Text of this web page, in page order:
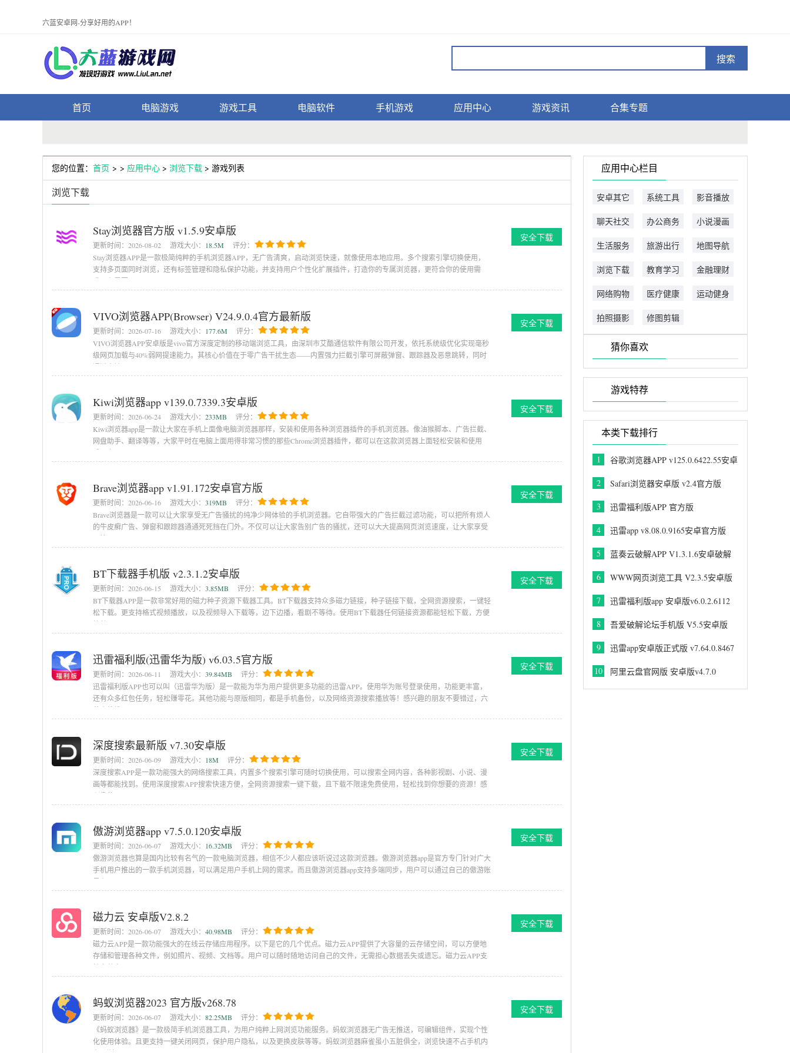
六蓝安卓网-分享好用的APP！
搜索
首页 电脑游戏 游戏工具 电脑软件 手机游戏 应用中心 游戏资讯 合集专题
您的位置： 首页 > > 应用中心 > 浏览下载 > 游戏列表
浏览下载
Stay浏览器官方版 v1.5.9安卓版
更新时间： 2026-08-02 游戏大小： 18.5M
评分：
Stay浏览器APP是一款极简纯粹的手机浏览器APP，无广告清爽，启动浏览快速，就像使用本地应用。多个搜索引擎切换使用，
支持多页面同时浏览，还有标签管理和隐私保护功能，并支持用户个性化扩展插件，打造你的专属浏览器，更符合你的使用需
求！有需要
安全下载
VIVO浏览器APP(Browser) V24.9.0.4官方最新版
更新时间： 2026-07-16 游戏大小： 177.6M
评分：
VIVO浏览器APP安卓版是vivo官方深度定制的移动端浏览工具，由深圳市艾酷通信软件有限公司开发，依托系统级优化实现毫秒
级网页加载与40%弱网提速能力。其核心价值在于零广告干扰生态——内置强力拦截引擎可屏蔽弹窗、跟踪器及恶意跳转，同时
通过本地
安全下载
Kiwi浏览器app v139.0.7339.3安卓版
更新时间： 2026-06-24 游戏大小： 233MB
评分：
Kiwi浏览器app是一款让大家在手机上面像电脑浏览器那样，安装和使用各种浏览器插件的手机浏览器。像油猴脚本、广告拦截、
网盘助手、翻译等等，大家平时在电脑上面用得非常习惯的那些Chrome浏览器插件，都可以在这款浏览器上面轻松安装和使用
哦！六
安全下载
Brave浏览器app v1.91.172安卓官方版
更新时间： 2026-06-16 游戏大小： 319MB
评分：
Brave浏览器是一款可以让大家享受无广告骚扰的纯净少网体验的手机浏览器。它自带强大的广告拦截过滤功能，可以把所有烦人
的牛皮癣广告、弹窗和跟踪器通通死死挡在门外。不仅可以让大家告别广告的骚扰，还可以大大提高网页浏览速度，让大家享受
更快
安全下载
BT下载器手机版 v2.3.1.2安卓版
更新时间： 2026-06-15 游戏大小： 3.85MB
评分：
BT下载器APP是一款非常好用的磁力种子资源下载器工具。BT下载器支持众多磁力链接，种子链接下载，全网资源搜索，一键轻
松下载。更支持格式视频播放，以及视频导入下载等，边下边播，看剧不等待。使用BT下载器任何链接资源都能轻松下载，方便
简单，
安全下载
迅雷福利版(迅雷华为版) v6.03.5官方版
更新时间： 2026-06-11 游戏大小： 39.84MB
评分：
迅雷福利版APP也可以叫（迅雷华为版）是一款能为华为用户提供更多功能的迅雷APP。使用华为账号登录使用，功能更丰富，
还有众多红包任务，轻松赚零花。其他功能与原版相同，都是手机备份，以及网络资源搜索播放等！感兴趣的朋友不要错过，六
蓝小编推
安全下载
深度搜索最新版 v7.30安卓版
更新时间： 2026-06-09 游戏大小： 18M
评分：
深度搜索APP是一款功能强大的网络搜索工具，内置多个搜索引擎可随时切换使用，可以搜索全网内容，各种影视剧、小说、漫
画等都能找到。使用深度搜索APP搜索快速方便，全网资源搜索一键下载，且下载不限速免费使用，轻松找到你想要的资源！感
兴趣的朋
安全下载
傲游浏览器app v7.5.0.120安卓版
更新时间： 2026-06-07 游戏大小： 16.32MB
评分：
傲游浏览器也算是国内比较有名气的一款电脑浏览器，相信不少人都应该听说过这款浏览器。傲游浏览器app是官方专门针对广大
手机用户推出的一款手机浏览器，可以满足用户手机上网的需求。而且傲游浏览器app支持多端同步，用户可以通过自己的傲游账
号在
安全下载
磁力云 安卓版V2.8.2
更新时间： 2026-06-07 游戏大小： 40.98MB
评分：
磁力云APP是一款功能强大的在线云存储应用程序。以下是它的几个优点。磁力云APP提供了大容量的云存储空间，可以方便地
存储和管理各种文件，例如照片、视频、文档等。用户可以随时随地访问自己的文件，无需担心数据丢失或遗忘。磁力云APP支
持多种文
安全下载
蚂蚁浏览器2023 官方版v268.78
更新时间： 2026-06-07 游戏大小： 82.25MB
评分：
《蚂蚁浏览器》是一款极简手机浏览器工具，为用户纯粹上网浏览功能服务。蚂蚁浏览器无广告无推送，可编辑组件，实现个性
化使用体验。且更支持一键关闭网页，保护用户隐私，以及更换皮肤等等。蚂蚁浏览器麻雀虽小五脏俱全，浏览快速不占手机内
安全下载
应用中心栏目
安卓其它 系统工具 影音播放
聊天社交 办公商务 小说漫画
生活服务 旅游出行 地图导航
浏览下载 教育学习 金融理财
网络购物 医疗健康 运动健身
拍照摄影 修图剪辑
猜你喜欢
游戏特荐
本类下载排行
1
谷歌浏览器APP v125.0.6422.55安卓
2
Safari浏览器安卓版 v2.4官方版
3
迅雷福利版APP 官方版
4
迅雷app v8.08.0.9165安卓官方版
5
蓝奏云破解APP V1.3.1.6安卓破解
6
WWW网页浏览工具 V2.3.5安卓版
7 迅雷福利版app 安卓版v6.0.2.6112
8 吾爱破解论坛手机版 V5.5安卓版
9 迅雷app安卓版正式版 v7.64.0.8467
10 阿里云盘官网版 安卓版v4.7.0